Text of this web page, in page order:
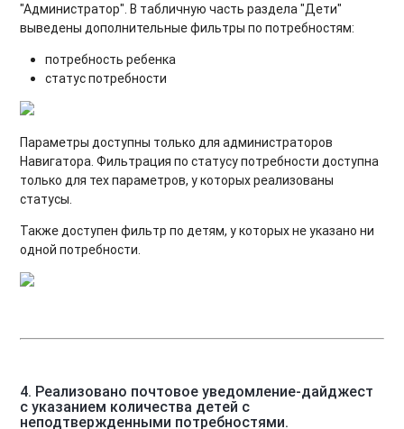
"Администратор". В табличную часть раздела "Дети"
выведены дополнительные фильтры по потребностям:
потребность ребенка
статус потребности
Параметры доступны только для администраторов
Навигатора. Фильтрация по статусу потребности доступна
только для тех параметров, у которых реализованы
статусы.
Также доступен фильтр по детям, у которых не указано ни
одной потребности.
4. Реализовано почтовое уведомление-дайджест
с указанием количества детей с
неподтвержденными потребностями.